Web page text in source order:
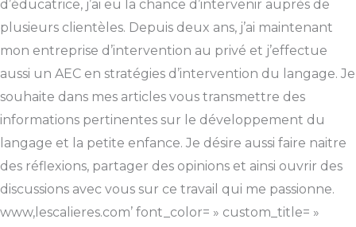
d’éducatrice, j’ai eu la chance d’intervenir auprès de
plusieurs clientèles. Depuis deux ans, j’ai maintenant
mon entreprise d’intervention au privé et j’effectue
aussi un AEC en stratégies d’intervention du langage. Je
souhaite dans mes articles vous transmettre des
informations pertinentes sur le développement du
langage et la petite enfance. Je désire aussi faire naitre
des réflexions, partager des opinions et ainsi ouvrir des
discussions avec vous sur ce travail qui me passionne.
www,lescalieres.com’ font_color= » custom_title= »